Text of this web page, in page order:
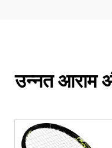
उन्नत आराम